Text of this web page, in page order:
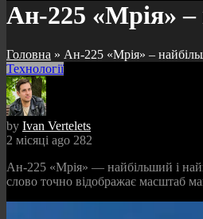
Ан-225 «Мрія» –
Головна » Ан-225 «Мрія» –
Технології
by Ivan Vertelets
2 місяці ago 282
Ан-225 «Мрія» — найбільший і
слово точно відображає масштаб